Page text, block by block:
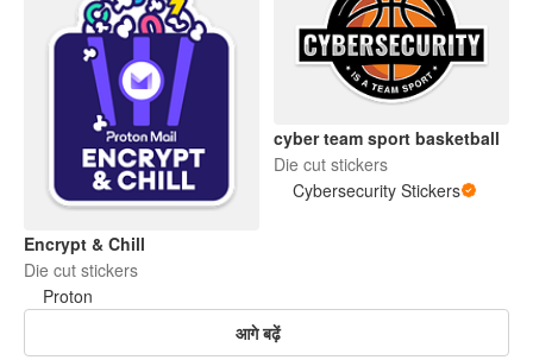
Encrypt & Chill
Die cut stickers
Proton
cyber team sport basketball
Die cut stickers
Cybersecurity Stickers
आगे बढ़ें